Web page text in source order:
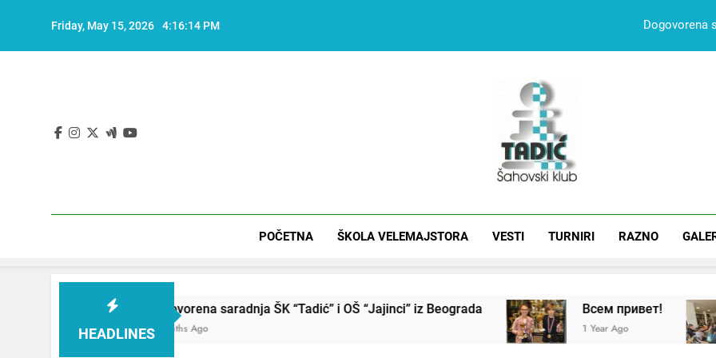
Friday, May 15, 2026 4:16:15 PM Dogovorena
Blanuša Vukan
Šah Klub
POČETNA ŠKOLA VELEMAJSTORA VESTI TURNIRI RAZNO
HEADLINES
Dogovorena saradnja ŠK “Tadić” i OŠ “Jajinci” iz Beograda
8 Months Ago
Всем привет!
1 Year Ago